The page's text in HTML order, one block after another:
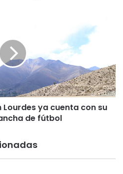
Lourdes ya cuenta con su
de fútbol